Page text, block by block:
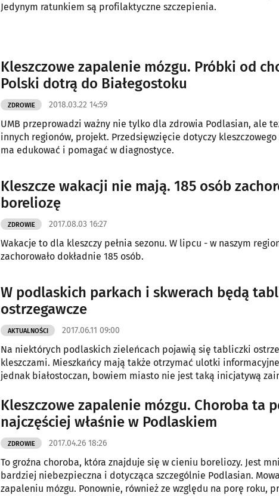
Jedynym ratunkiem są profilaktyczne szczepienia.
Kleszczowe zapalenie mózgu. Próbki od
Polski dotrą do Białegostoku
ZDROWIE 2018.03.22 14:59
UMB przeprowadzi ważny nie tylko dla zdrowia Podlasian, ale
innych regionów, projekt. Przedsięwzięcie dotyczy
ma edukować i pomagać w diagnostyce.
Kleszcze wakacji nie mają. 185 osób
boreliozę
ZDROWIE 2017.08.03 16:27
Wakacje to dla kleszczy pełnia sezonu. W lipcu - w naszym
zachorowało dokładnie 185 osób.
W podlaskich parkach i skwerach będą
ostrzegawcze
AKTUALNOŚCI 2017.06.11 09:00
Na niektórych podlaskich zieleńcach pojawią się tabliczki
kleszczami. Mieszkańcy mają także otrzymać ulotki
jednak białostoczan, bowiem miasto nie jest taką inicjatywą
Kleszczowe zapalenie mózgu. Choroba ta
najczęściej właśnie w Podlaskiem
ZDROWIE 2017.04.26 18:26
To groźna choroba, która znajduje się w cieniu boreliozy. Jest
bardziej niebezpieczna i dotycząca szczególnie Podlasian.
zapaleniu mózgu. Ponownie, również ze względu na porę roku,